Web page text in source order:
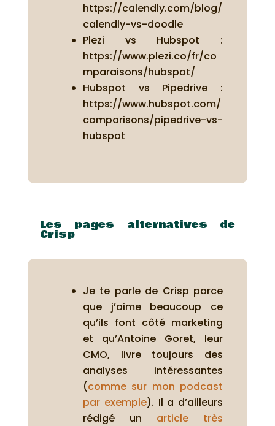
https://calendly.com/blog/
calendly-vs-doodle
Plezi vs Hubspot :
https://www.plezi.co/fr/co
mparaisons/hubspot/
Hubspot vs Pipedrive :
https://www.hubspot.com/
comparisons/pipedrive-vs-
hubspot
Les pages alternatives de
Crisp
Je te parle de Crisp parce
que j’aime beaucoup ce
qu’ils font côté marketing
et qu’Antoine Goret, leur
CMO, livre toujours des
analyses intéressantes
(comme sur mon podcast
par exemple). Il a d’ailleurs
rédigé un article très